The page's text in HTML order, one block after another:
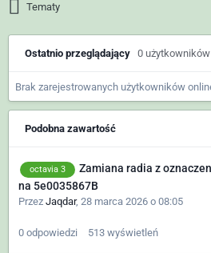
Tematy
Ostatnio przeglądający 0 użytkowników
Brak zarejestrowanych użytkowników
Podobna zawartość
octavia 3
Zamiana radia z
na 5e0035867B
Przez Jaqdar, 28 marca 2026 o 08:05
0 odpowiedzi 513 wyświetleń